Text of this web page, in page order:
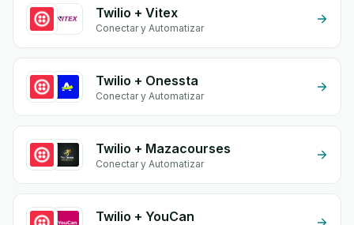
Twilio + Vitex
Conectar y Automatizar
Twilio + Onessta
Conectar y Automatizar
Twilio + Mazacourses
Conectar y Automatizar
Twilio + YouCan